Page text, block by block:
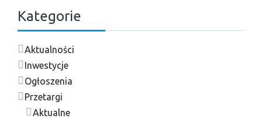
Kategorie
Aktualności
Inwestycje
Ogłoszenia
Przetargi
Aktualne